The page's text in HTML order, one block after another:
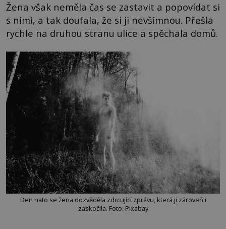
Žena však neměla čas se zastavit a popovídat si
s nimi, a tak doufala, že si ji nevšimnou. Přešla
rychle na druhou stranu ulice a spěchala domů.
Den nato se žena dozvěděla zdrcující zprávu, která ji zároveň i
zaskočila. Foto: Pixabay